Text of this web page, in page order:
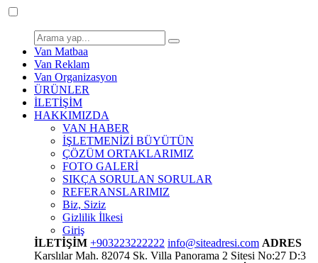
Van Matbaa
Van Reklam
Van Organizasyon
ÜRÜNLER
İLETİŞİM
HAKKIMIZDA
VAN HABER
İŞLETMENİZİ BÜYÜTÜN
ÇÖZÜM ORTAKLARIMIZ
FOTO GALERİ
SIKÇA SORULAN SORULAR
REFERANSLARIMIZ
Biz, Siziz
Gizlilik İlkesi
Giriş
İLETİŞİM +903223222222 info@siteadresi.com ADRES
Karslılar Mah. 82074 Sk. Villa Panorama 2 Sitesi No:27 D:3